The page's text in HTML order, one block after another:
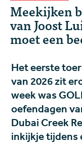
Meekijken
van Joost
moet een
Het eerste
van 2026 zit
week was
oefendagen
Dubai Creek
inkijkje tijdens